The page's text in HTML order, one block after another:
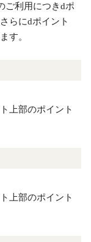
ご利用につきdポ
らにdポイント
す。
上部のポイント
上部のポイント